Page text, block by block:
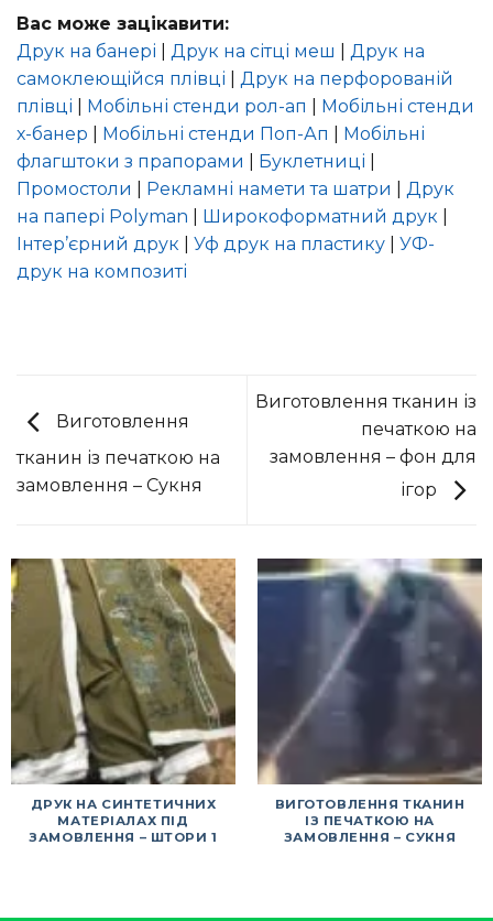
Вас може зацікавити:
Друк на банері
Друк на сітці меш
Друк на
самоклеющійся плівці
Друк на перфорованій
плівці
Мобільні стенди рол-ап
Мобільні стенди
х-банер
Мобільні стенди Поп-Ап
Мобільні
флагштоки з прапорами
Буклетниці
Промостоли
Рекламні намети та шатри
Друк
на папері Polyman
Широкоформатний друк
Інтер’єрний друк
Уф друк на пластику
УФ-
друк на композиті
Виготовлення
тканин із печаткою на
замовлення – Сукня
Виготовлення тканин із
печаткою на
замовлення – фон для
ігор
ДРУК НА СИНТЕТИЧНИХ
МАТЕРІАЛАХ ПІД
ЗАМОВЛЕННЯ – ШТОРИ 1
ВИГОТОВЛЕННЯ ТКАНИН
ІЗ ПЕЧАТКОЮ НА
ЗАМОВЛЕННЯ – СУКНЯ